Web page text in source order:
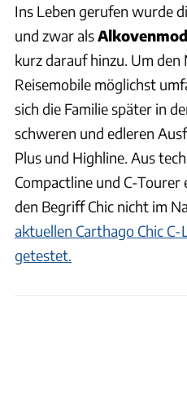
Ins Leben gerufen wurde
und zwar als
kurz darauf hinzu. Um
Reisemobile möglichst
sich die Familie später in
schweren und edleren
Plus und Highline. Aus
Compactline und C-
den Begriff Chic nicht im
aktuellen Carthago Chic
getestet.